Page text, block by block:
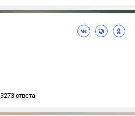
3273 ответа